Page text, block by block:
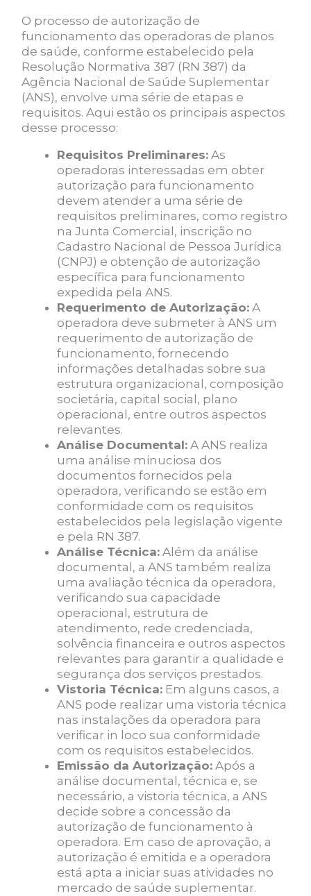
O processo de autorização de
funcionamento das operadoras de planos
de saúde, conforme estabelecido pela
Resolução Normativa 387 (RN 387) da
Agência Nacional de Saúde Suplementar
(ANS), envolve uma série de etapas e
requisitos. Aqui estão os principais aspectos
desse processo:
Requisitos Preliminares: As
operadoras interessadas em obter
autorização para funcionamento
devem atender a uma série de
requisitos preliminares, como registro
na Junta Comercial, inscrição no
Cadastro Nacional de Pessoa Jurídica
(CNPJ) e obtenção de autorização
específica para funcionamento
expedida pela ANS.
Requerimento de Autorização: A
operadora deve submeter à ANS um
requerimento de autorização de
funcionamento, fornecendo
informações detalhadas sobre sua
estrutura organizacional, composição
societária, capital social, plano
operacional, entre outros aspectos
relevantes.
Análise Documental: A ANS realiza
uma análise minuciosa dos
documentos fornecidos pela
operadora, verificando se estão em
conformidade com os requisitos
estabelecidos pela legislação vigente
e pela RN 387.
Análise Técnica: Além da análise
documental, a ANS também realiza
uma avaliação técnica da operadora,
verificando sua capacidade
operacional, estrutura de
atendimento, rede credenciada,
solvência financeira e outros aspectos
relevantes para garantir a qualidade e
segurança dos serviços prestados.
Vistoria Técnica: Em alguns casos, a
ANS pode realizar uma vistoria técnica
nas instalações da operadora para
verificar in loco sua conformidade
com os requisitos estabelecidos.
Emissão da Autorização: Após a
análise documental, técnica e, se
necessário, a vistoria técnica, a ANS
decide sobre a concessão da
autorização de funcionamento à
operadora. Em caso de aprovação, a
autorização é emitida e a operadora
está apta a iniciar suas atividades no
mercado de saúde suplementar.